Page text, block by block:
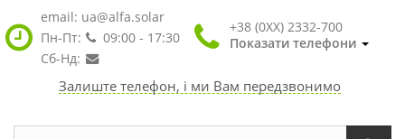
email: ua@alfa.solar
Пн-Пт:
09:00 - 17:30
Сб-Нд:
+38 (0XX) 2332-700
Показати телефони
Залиште телефон, і ми Вам передзвонимо